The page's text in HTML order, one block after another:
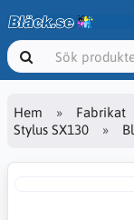
Hem Fabrikat
Stylus SX130